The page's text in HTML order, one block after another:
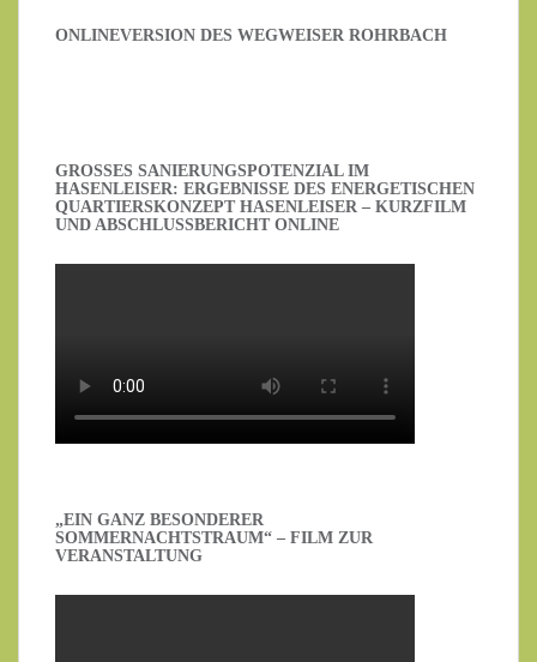
ONLINEVERSION DES WEGWEISER ROHRBACH
GROSSES SANIERUNGSPOTENZIAL IM H
ASENLEISER: ERGEBNISSE DES ENERGETISCHEN Q
UARTIERSKONZEPT HASENLEISER – KURZFILM U
ND ABSCHLUSSBERICHT ONLINE
„EIN GANZ BESONDERER
SOMMERNACHTSTRAUM“ – FILM ZUR
VERANSTALTUNG